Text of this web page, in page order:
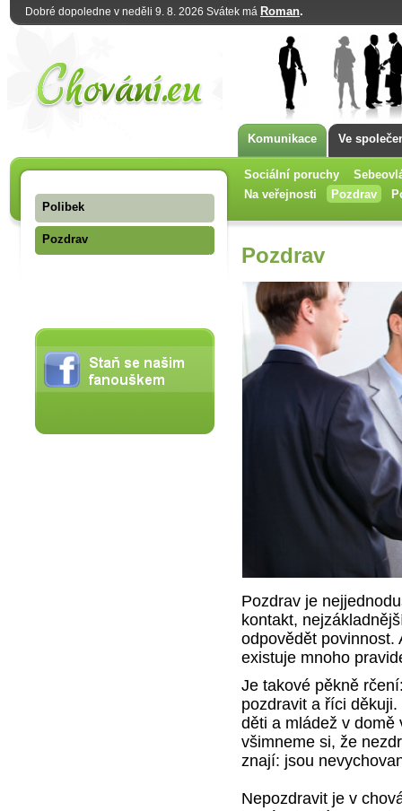
Dobré dopoledne v neděli 9. 8. 2026 Svátek má Roman.
Komunikace Ve
Sociální poruchy
Na veřejnosti
Pozdrav
Polibek
Pozdrav
Pozdrav
Pozdrav je
kontakt,
odpovědět povinnost.
existuje mnoho
Je takové pěkně
pozdravit a říci
děti a mládež v domě
všimneme si, že
znají: jsou
Nepozdravit je v